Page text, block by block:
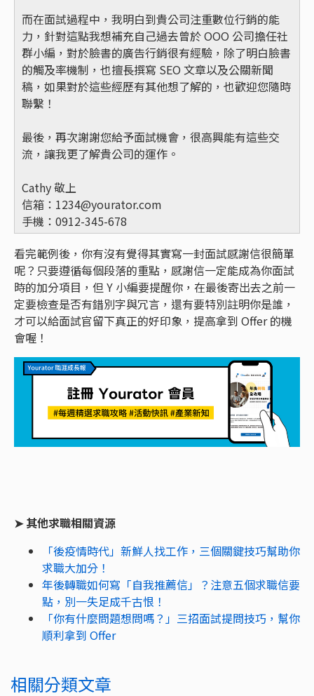
而在面試過程中，我明白到貴公司注重數位行銷的能
力，針對這點我想補充自己過去曾於 OOO 公司擔任社
群小編，對於臉書的廣告行銷很有經驗，除了明白臉書
的觸及率機制，也擅長撰寫 SEO 文章以及公關新聞
稿，如果對於這些經歷有其他想了解的，也歡迎您隨時
聯繫！
最後，再次謝謝您給予面試機會，很高興能有這些交
流，讓我更了解貴公司的運作。
Cathy 敬上
信箱： 1234@yourator.com
手機：0912-345-678
看完範例後，你有沒有覺得其實寫一封面試感謝信很簡單
呢？只要遵循每個段落的重點，感謝信一定能成為你面試
時的加分項目，但 Y 小編要提醒你，在最後寄出去之前一
定要檢查是否有錯別字與冗言，還有要特別註明你是誰，
才可以給面試官留下真正的好印象，提高拿到 Offer 的機
會喔！
➤ 其他求職相關資源
「後疫情時代」新鮮人找工作，三個關鍵技巧幫助你
求職大加分！
年後轉職如何寫「自我推薦信」？注意五個求職信要
點，別一失足成千古恨！
「你有什麼問題想問嗎？」三招面試提問技巧，幫你
順利拿到 Offer
相關分類文章